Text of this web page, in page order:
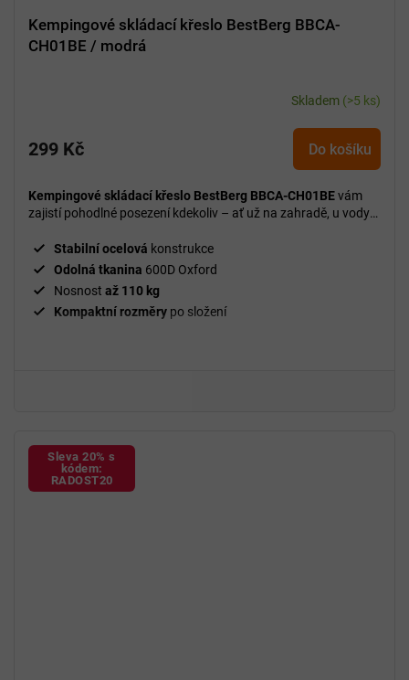
Kempingové skládací křeslo BestBerg BBCA-
CH01BE / modrá
Skladem (>5 ks)
299 Kč Do košíku
Kempingové skládací křeslo BestBerg BBCA-CH01BEvám
zajistí pohodlné posezení kdekoliv – ať už na zahradě, u vody
Stabilní ocelová konstrukce
Odolná tkanina 600D Oxford
Nosnost až 110 kg
Kompaktní rozměry po složení
Sleva 20% s
kódem:
RADOST20